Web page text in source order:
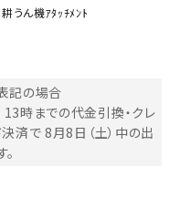
耕うん機ｱﾀｯﾁﾒﾝﾄ
記の場合
13時までの代金引換・クレ
決済で8月8日（土）中の出